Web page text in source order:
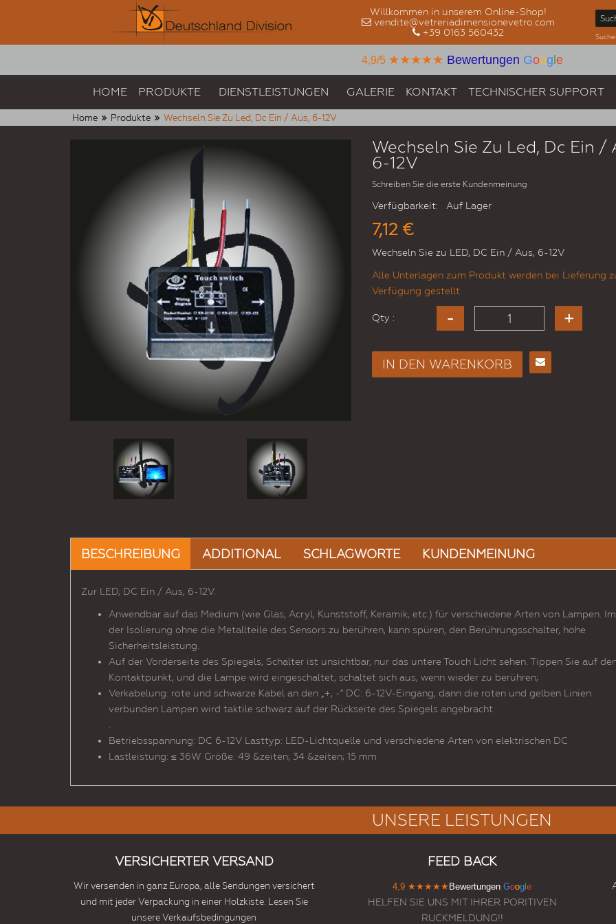
Willkommen in unserem Online-Shop!
vendite@vetreriadimensionevetro.com
+39 0163 560432
4,9/5 ★★★★★ Bewertungen Goog e
HOME PRODUKTE DIENSTLEISTUNGEN GALERIE KONTAKT TECHNISCHER SUPPORT
Home Produkte Wechseln Sie Zu Led, Dc Ein / Aus, 6-12V
Wechseln Sie Zu Led, Dc Ein /
6-12V
Schreiben Sie die erste Kundenmeinung
Verfügbarkeit: Auf Lager
7,12 €
Wechseln Sie zu LED, DC Ein / Aus, 6-12V
Alle Unterlagen zum Produkt werden bei Lieferung
Verfügung gestellt
Qty :
IN DEN WARENKORB
BESCHREIBUNG ADDITIONAL SCHLAGWORTE KUNDENMEINUNG
Zur LED, DC Ein / Aus, 6-12V.
Anwendbar auf das Medium (wie Glas, Acryl, Kunststoff, Keramik, etc.) für verschiedene Arten von Lampen.
der Isolierung ohne die Metallteile des Sensors zu berühren, kann spüren, den Berührungsschalter, hohe
Sicherheitsleistung.
Auf der Vorderseite des Spiegels, Schalter ist unsichtbar, nur das untere Touch Licht sehen. Tippen Sie auf
Kontaktpunkt, und die Lampe wird eingeschaltet, schaltet sich aus, wenn wieder zu berühren;
Verkabelung: rote und schwarze Kabel an den „+, -“ DC: 6-12V-Eingang, dann die roten und gelben Linien
verbunden Lampen wird taktile schwarz auf der Rückseite des Spiegels angebracht
Betriebsspannung: DC 6-12V Lasttyp: LED-Lichtquelle und verschiedene Arten von elektrischen DC
Lastleistung: ≤ 36W Größe: 49 &zeiten; 34 &zeiten; 15 mm
UNSERE LEISTUNGEN
VERSICHERTER VERSAND
Wir versenden in ganz Europa, alle Sendungen versichert
und mit jeder Verpackung in einer Holzkiste. Lesen Sie
unsere Verkaufsbedingungen
FEED BACK
4,9 ★★★★★ Bewertungen Goog e
HELFEN SIE UNS MIT IHRER PORITIVEN
RUCKMELDUNG!!